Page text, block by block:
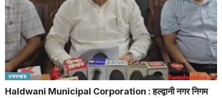
उत्तराखंड
Haldwani Municipal Corporation : हल्द्वानी नगर निगम